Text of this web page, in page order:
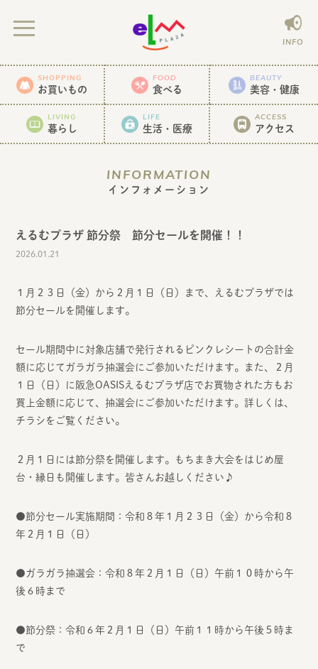
INFO
SHOPPING
お買いもの
FOOD
食べる
BEAUTY
美容・健康
LIVING
暮らし
LIFE
生活・医療
ACCESS
アクセス
INFORMATION
インフォメーション
えるむプラザ 節分祭 節分セールを開催！！
2026.01.21
１月２３日（金）から２月１日（日）まで、えるむプラザでは
節分セールを開催します。
セール期間中に対象店舗で発行されるピンクレシートの合計金
額に応じてガラガラ抽選会にご参加いただけます。また、２月
１日（日）に阪急OASISえるむプラザ店でお買物された方もお
買上金額に応じて、抽選会にご参加いただけます。詳しくは、
チラシをご覧ください。
２月１日には節分祭を開催します。もちまき大会をはじめ屋
台・縁日も開催します。皆さんお越しください♪
●節分セール実施期間：令和８年１月２３日（金）から令和８
年２月１日（日）
●ガラガラ抽選会：令和８年２月１日（日）午前１０時から午
後６時まで
●節分祭：令和６年２月１日（日）午前１１時から午後５時ま
で